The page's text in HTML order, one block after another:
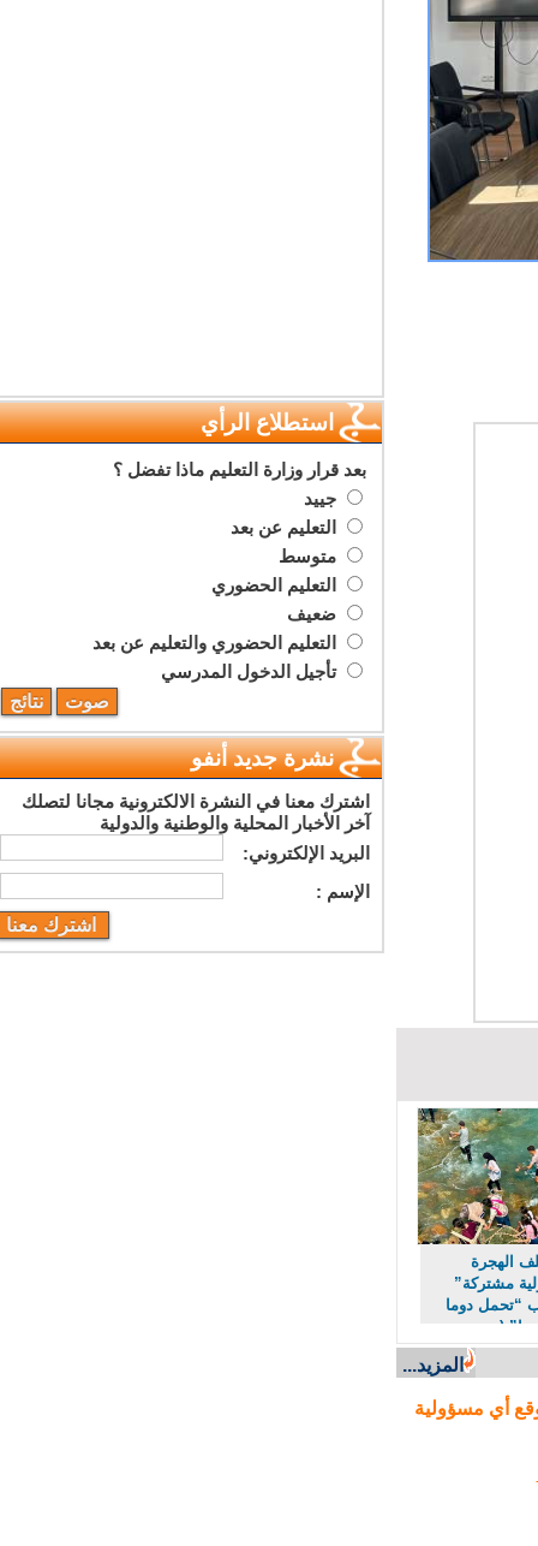
الهجرة
مشتركة”
دوما
(مصدر
المزيد...
أي مسؤولية
استطلاع الرأي
بعد قرار وزارة التعليم ماذا تفضل ؟
جييد
التعليم عن بعد
متوسط
التعليم الحضوري
ضعيف
التعليم الحضوري والتعليم عن بعد
تأجيل الدخول المدرسي
نشرة جديد أنفو
اشترك معنا في النشرة الالكترونية مجانا لتصلك
آخر الأخبار المحلية والوطنية والدولية
البريد اﻹلكتروني:
اﻹسم :